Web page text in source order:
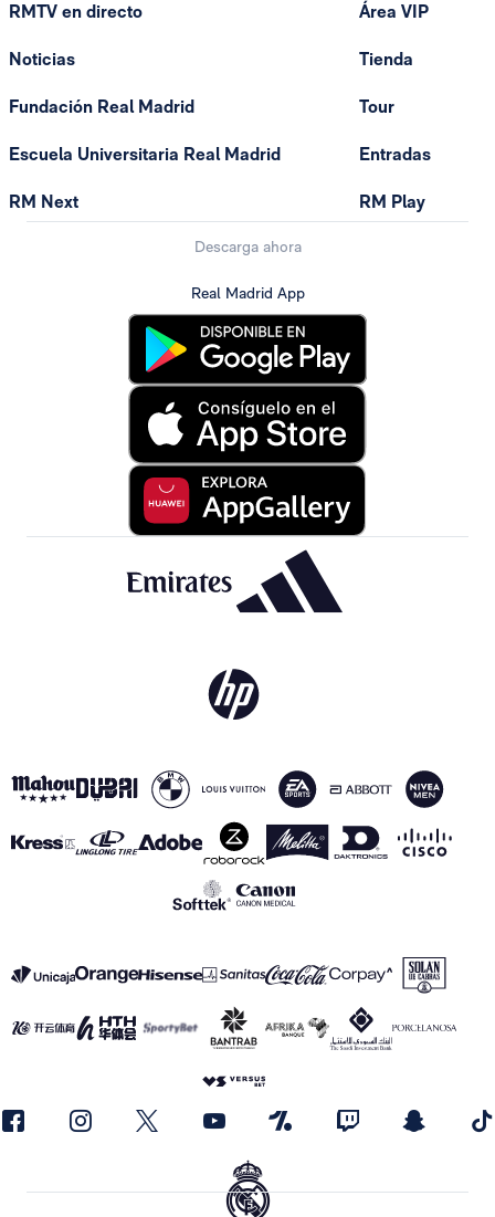
RMTV en directo
Noticias
Fundación Real Madrid
Escuela Universitaria Real Madrid
RM Next
Área VIP
Tienda
Tour
Entradas
RM Play
Descarga ahora
Real Madrid App